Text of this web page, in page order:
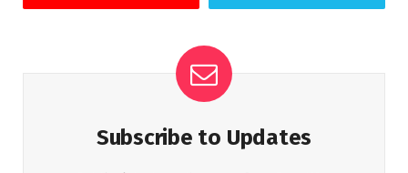
Subscribe to Updates